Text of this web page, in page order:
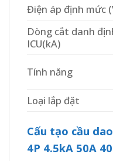
Điện áp định mức
Dòng cắt danh
ICU(kA)
Tính năng
Loại lắp đặt
Cấu tạo cầu
4P 4.5kA 50A